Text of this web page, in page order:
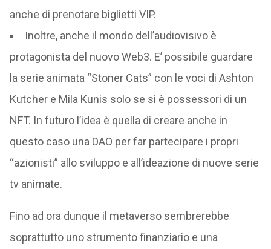
anche di prenotare biglietti VIP.
Inoltre, anche il mondo dell’audiovisivo è
protagonista del nuovo Web3. E’ possibile guardare
la serie animata “Stoner Cats” con le voci di Ashton
Kutcher e Mila Kunis solo se si è possessori di un
NFT. In futuro l’idea è quella di creare anche in
questo caso una DAO per far partecipare i propri
“azionisti” allo sviluppo e all’ideazione di nuove serie
tv animate.
Fino ad ora dunque il metaverso sembrerebbe
soprattutto uno strumento finanziario e una